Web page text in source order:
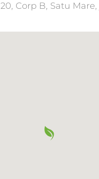
Corp B, Satu